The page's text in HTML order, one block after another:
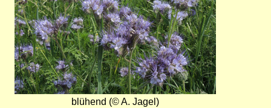
blühend (© A. Jagel)